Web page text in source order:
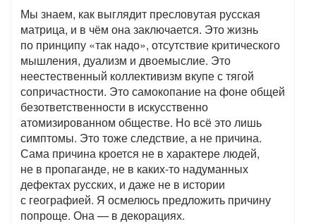
Мы знаем, как выглядит пресловутая русская
матрица, и в чём она заключается. Это жизнь
по принципу «так надо», отсутствие критического
мышления, дуализм и двоемыслие. Это
неестественный коллективизм вкупе с тягой
сопричастности. Это самокопание на фоне общей
безответственности в искусственно
атомизированном обществе. Но всё это лишь
симптомы. Это тоже следствие, а не причина.
Сама причина кроется не в характере людей,
не в пропаганде, не в каких-то надуманных
дефектах русских, и даже не в истории
с географией. Я осмелюсь предложить причину
попроще. Она — в декорациях.